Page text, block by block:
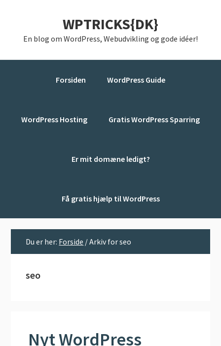
indhold
WPTRICKS{DK}
En blog om WordPress, Webudvikling og gode idéer!
Forsiden WordPress Guide
WordPress Hosting Gratis WordPress Sparring
Er mit domæne ledigt?
Få gratis hjælp til WordPress
Du er her: Forside /Arkiv for seo
seo
Nyt WordPress